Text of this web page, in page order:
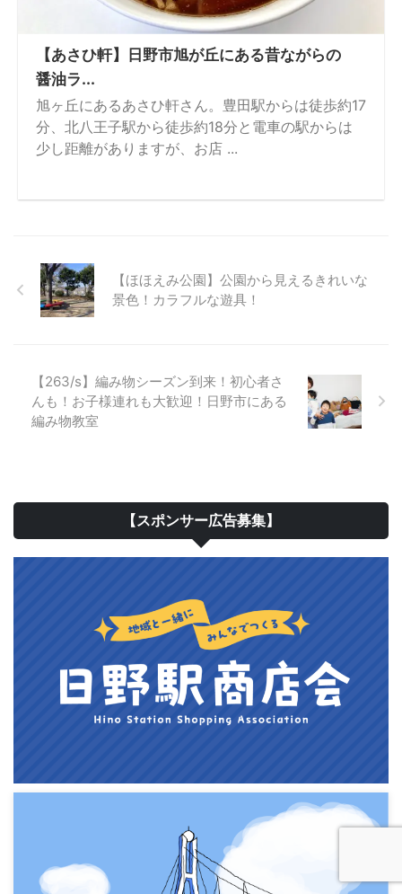
【あさひ軒】日野市旭が丘にある昔ながらの
醤油ラ...
旭ヶ丘にあるあさひ軒さん。豊田駅からは徒歩約17
分、北八王子駅から徒歩約18分と電車の駅からは
少し距離がありますが、お店 ...
【ほほえみ公園】公園から見えるきれいな
景色！カラフルな遊具！
【263/s】編み物シーズン到来！初心者さ
んも！お子様連れも大歓迎！日野市にある
編み物教室
【スポンサー広告募集】